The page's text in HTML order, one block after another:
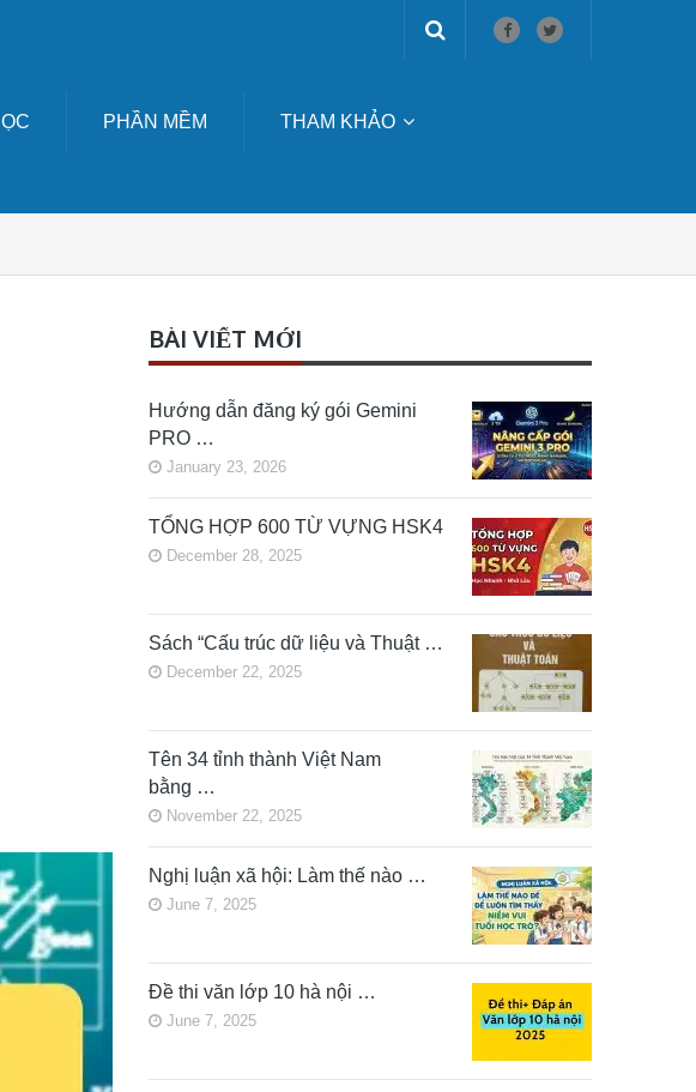
PHẦN MỀM THAM KHẢO
BÀI VIẾT MỚI
Hướng dẫn đăng ký gói Gemini
PRO …
January 23, 2026
TỔNG HỢP 600 TỪ VỰNG HSK4
December 28, 2025
Sách “Cấu trúc dữ liệu và Thuật …
December 22, 2025
Tên 34 tỉnh thành Việt Nam
bằng …
November 22, 2025
Nghị luận xã hội: Làm thế nào …
June 7, 2025
Đề thi văn lớp 10 hà nội …
June 7, 2025